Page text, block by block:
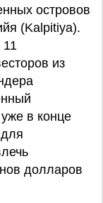
островов
(Kalpitiya).
из
в конце
долларов